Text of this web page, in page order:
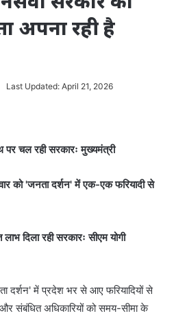
अपना रही है
Last Updated: April 21, 2026
पर चल रही सरकारः मुख्यमंत्री
को 'जनता दर्शन' में एक-एक फरियादी से
दिला रही सरकारः सीएम योगी
दर्शन' में प्रदेश भर से आए फरियादियों से
संबंधित अधिकारियों को समय-सीमा के